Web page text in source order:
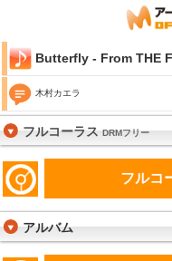
Butterfly - From THE
木村カエラ
フルコーラスDRMフリー
フルコ
アルバム